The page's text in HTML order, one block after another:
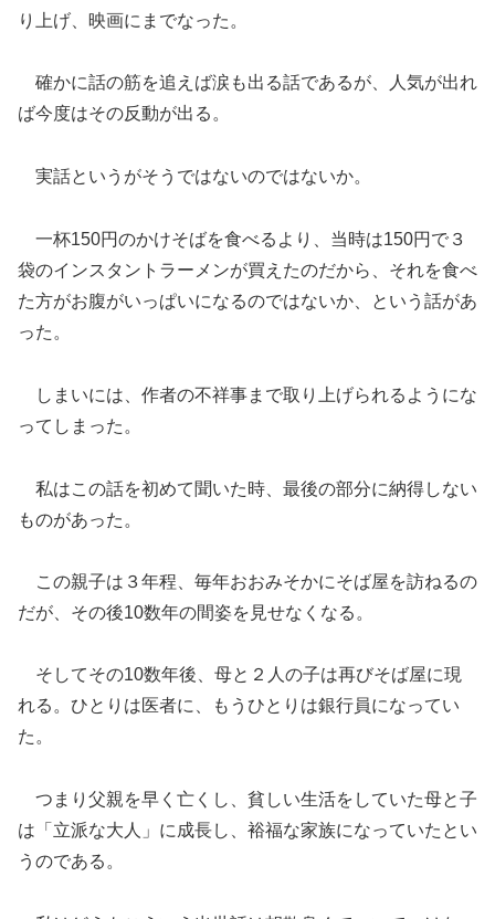
り上げ、映画にまでなった。
確かに話の筋を追えば涙も出る話であるが、人気が出れ
ば今度はその反動が出る。
実話というがそうではないのではないか。
一杯150円のかけそばを食べるより、当時は150円で３
袋のインスタントラーメンが買えたのだから、それを食べ
た方がお腹がいっぱいになるのではないか、という話があ
った。
しまいには、作者の不祥事まで取り上げられるようにな
ってしまった。
私はこの話を初めて聞いた時、最後の部分に納得しない
ものがあった。
この親子は３年程、毎年おおみそかにそば屋を訪ねるの
だが、その後10数年の間姿を見せなくなる。
そしてその10数年後、母と２人の子は再びそば屋に現
れる。ひとりは医者に、もうひとりは銀行員になってい
た。
つまり父親を早く亡くし、貧しい生活をしていた母と子
は「立派な大人」に成長し、裕福な家族になっていたとい
うのである。